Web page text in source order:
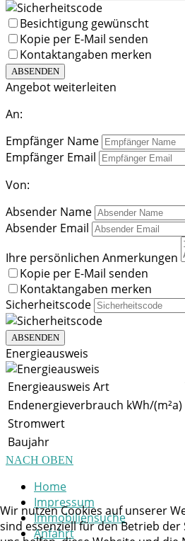
Besichtigung gewünscht
Kopie per E-Mail senden
Kontaktangaben merken
ABSENDEN
Angebot weiterleiten
An:
Empfänger Name
Empfänger Email
Von:
Absender Name
Absender Email
Ihre persönlichen Anmerkungen
Kopie per E-Mail senden
Kontaktangaben merken
Sicherheitscode
ABSENDEN
Energieausweis
Energieausweis Art
Endenergieverbrauch kWh/(m²a)
Stromwert
Baujahr
NACH OBEN
Home
Impressum
Immobiliensuche
Anfahrt
Wir nutzen Cookies auf unserer
sind essenziell für den Betrieb